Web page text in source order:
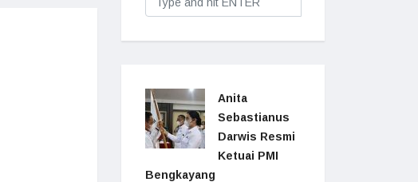
Anita
Sebastianus
Darwis Resmi
Ketuai PMI
Bengkayang